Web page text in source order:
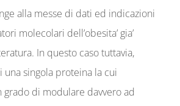
alla messe di dati ed indicazioni
molecolari dell’obesita’ gia’
In questo caso tuttavia,
una singola proteina la cui
grado di modulare davvero ad